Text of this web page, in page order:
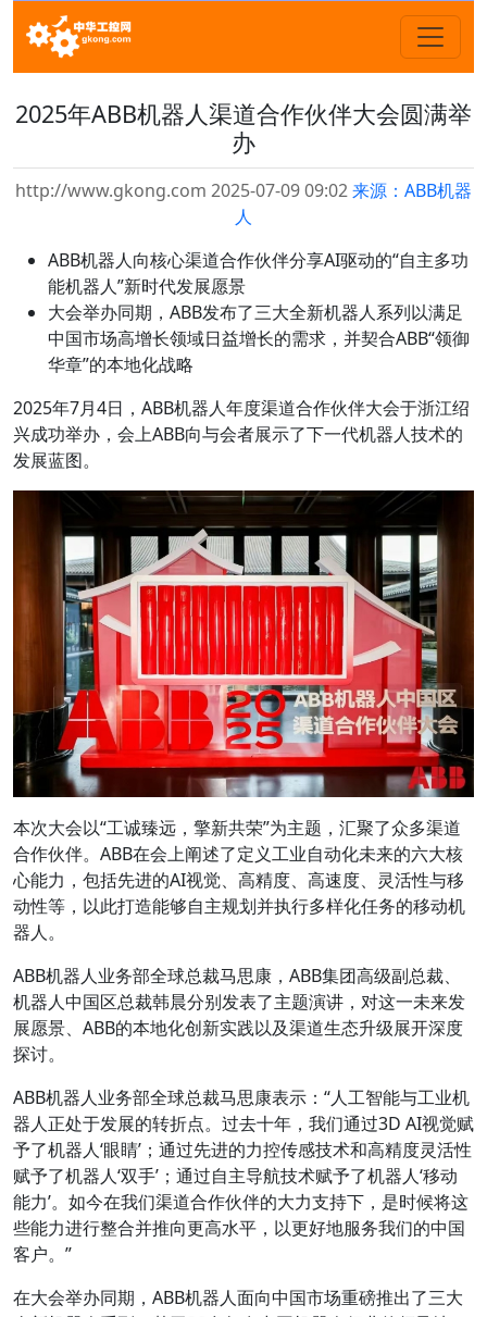
2025年ABB机器人渠道合作伙伴大会圆满举
办
http://www.gkong.com 2025-07-09 09:02来源：ABB机器
人
ABB机器人向核心渠道合作伙伴分享AI驱动的“自主多功
能机器人”新时代发展愿景
大会举办同期，ABB发布了三大全新机器人系列以满足
中国市场高增长领域日益增长的需求，并契合ABB“领御
华章”的本地化战略
2025年7月4日，ABB机器人年度渠道合作伙伴大会于浙江绍
兴成功举办，会上ABB向与会者展示了下一代机器人技术的
发展蓝图。
本次大会以“工诚臻远，擎新共荣”为主题，汇聚了众多渠道
合作伙伴。ABB在会上阐述了定义工业自动化未来的六大核
心能力，包括先进的AI视觉、高精度、高速度、灵活性与移
动性等，以此打造能够自主规划并执行多样化任务的移动机
器人。
ABB机器人业务部全球总裁马思康，ABB集团高级副总裁、
机器人中国区总裁韩晨分别发表了主题演讲，对这一未来发
展愿景、ABB的本地化创新实践以及渠道生态升级展开深度
探讨。
ABB机器人业务部全球总裁马思康表示：“人工智能与工业机
器人正处于发展的转折点。过去十年，我们通过3D AI视觉赋
予了机器人‘眼睛’；通过先进的力控传感技术和高精度灵活性
赋予了机器人‘双手’；通过自主导航技术赋予了机器人‘移动
能力’。如今在我们渠道合作伙伴的大力支持下，是时候将这
些能力进行整合并推向更高水平，以更好地服务我们的中国
客户。”
在大会举办同期，ABB机器人面向中国市场重磅推出了三大